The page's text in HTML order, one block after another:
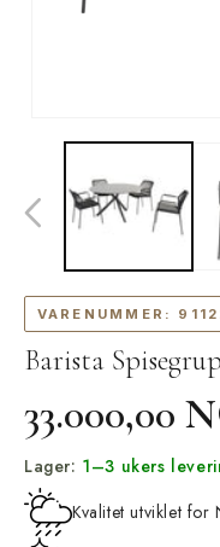
medie
modal
VARENUMMER:
Barista
pris
33.000,00
Lager: 1–3 ukers
Kvalitet utviklet for